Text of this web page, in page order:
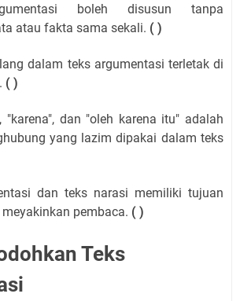
boleh disusun tanpa
atau fakta sama sekali. ( )
dalam teks argumentasi terletak di
( )
"karena", dan "oleh karena itu" adalah
yang lazim dipakai dalam teks
dan teks narasi memiliki tujuan
pembaca. ( )
Teks